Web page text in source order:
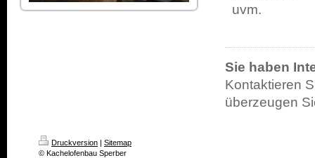
uvm.
Sie haben
Kontaktieren
überzeugen
Druckversion | Sitemap
© Kachelofenbau Sperber